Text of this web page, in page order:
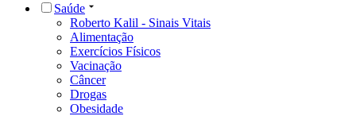
Saúde
Roberto Kalil - Sinais Vitais
Alimentação
Exercícios Físicos
Vacinação
Câncer
Drogas
Obesidade